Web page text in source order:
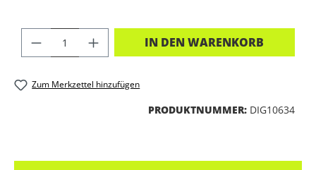
PRODUKT ANZAHL: GIB DEN
IN DEN WARENKORB
Zum Merkzettel hinzufügen
PRODUKTNUMMER: DIG10634